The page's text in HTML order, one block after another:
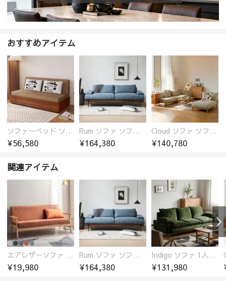
おすすめアイテム
ソファーベッド ソファベッド 2人 3人掛け 「幅100～180cm」ソファー ソファーベッド 1人掛け 2人掛け 3人掛け 収納付き 北欧 コンパクト-fsx-1005
¥56,580
Rum ソファ ソファー おしゃれ 1人掛け～4人掛け ウォールナットorオーク材フレーム 西海岸風 肘掛
¥164,380
Cloud ソファ ソファーおしゃれ 1人掛け～3人掛け チェリー材フレーム 木製 北欧 おしゃれ 5カラー 自由レイアウト
¥140,780
関連アイテム
エアレザーソファ おしゃれ 無地 1人用 二人掛け 3人掛け
¥19,980
Rum ソファ ソファー おしゃれ 1人掛け～4人掛け ウォールナットorオーク材フレーム 西海岸風 肘掛
¥164,380
Indigo ソファ 1人掛け～3人掛け オットマン カウチ チェリー材フレーム
¥131,980